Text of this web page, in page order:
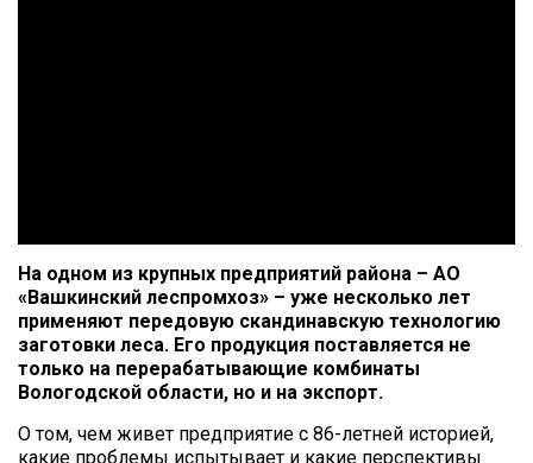
На одном из крупных предприятий района – АО
«Вашкинский леспромхоз» – уже несколько лет
применяют передовую скандинавскую технологию
заготовки леса. Его продукция поставляется не
только на перерабатывающие комбинаты
Вологодской области, но и на экспорт.
О том, чем живет предприятие с 86-летней историей,
какие проблемы испытывает и какие перспективы